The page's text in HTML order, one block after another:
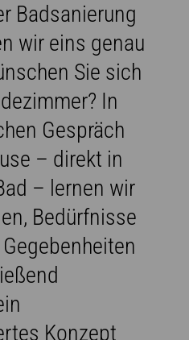
Badsanierung
wir eins genau
Sie sich
In
Gespräch
– direkt in
– lernen wir
Bedürfnisse
Konzept